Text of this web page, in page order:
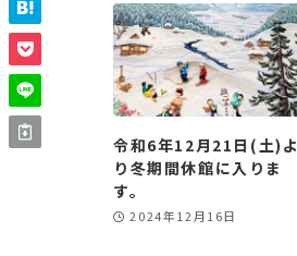
令和6年12月21日(土)よ
り冬期間休館に入りま
す。
2024年12月16日